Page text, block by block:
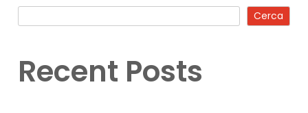
Cerca
Recent Posts